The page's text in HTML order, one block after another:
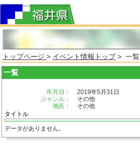
トップページ > イベント情報トップ> 一覧
一覧
年月日：
2019年5月31日
ジャンル：
その他
地区：
その他
タイトル
データがありません。